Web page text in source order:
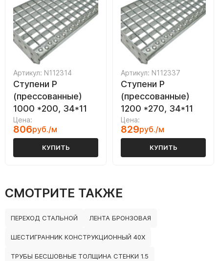
Артикул: N112314
Ступени P
(прессованные)
1000 *200, 34*11
Цена:
806руб./м
КУПИТЬ
Артикул: N112337
Ступени P
(прессованные)
1200 *270, 34*11
Цена:
829руб./м
КУПИТЬ
СМОТРИТЕ ТАКЖЕ
ПЕРЕХОД СТАЛЬНОЙ ЛЕНТА БРОНЗОВАЯ
ШЕСТИГРАННИК КОНСТРУКЦИОННЫЙ 40Х
ТРУБЫ БЕСШОВНЫЕ ТОЛЩИНА СТЕНКИ 1.5